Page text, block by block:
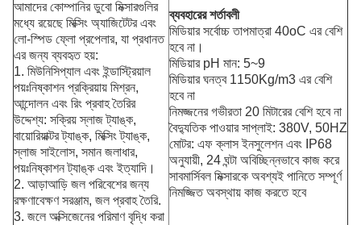
আমাদের কোম্পানির ডুবো মিক্সারগুলির
মধ্যে রয়েছে মিক্সিং অ্যাজিটেটর এবং
লো-স্পিড ফ্লো প্রপেলার, যা প্রধানত
এর জন্য ব্যবহৃত হয়:
1. মিউনিসিপ্যাল ​​এবং ইন্ডাস্ট্রিয়াল
পয়ঃনিষ্কাশন প্রক্রিয়ায় মিশ্রন,
আন্দোলন এবং রিং প্রবাহ তৈরির
উদ্দেশ্য: সক্রিয় স্লাজ ট্যাঙ্ক,
বায়োরিয়াক্টর ট্যাঙ্ক, মিক্সিং ট্যাঙ্ক,
স্লাজ সাইলোস, সমান জলাধার,
পয়ঃনিষ্কাশন ট্যাঙ্ক এবং ইত্যাদি।
2. আড়াআড়ি জল পরিবেশের জন্য
রক্ষণাবেক্ষণ সরঞ্জাম, জল প্রবাহ তৈরি.
3. জলে অক্সিজেনের পরিমাণ বৃদ্ধি করা
ব্যবহারের শর্তাবলী
মিডিয়ার সর্বোচ্চ তাপমাত্রা 40oC এর বেশি
হবে না।
মিডিয়ার pH মান: 5~9
মিডিয়ার ঘনত্ব 1150Kg/m3 এর বেশি
হবে না
নিমজ্জনের গভীরতা 20 মিটারের বেশি হবে না
বৈদ্যুতিক পাওয়ার সাপ্লাই: 380V, 50HZ
মোটর: এফ ক্লাস ইনসুলেশন এবং IP68
অনুযায়ী, 24 ঘন্টা অবিচ্ছিন্নভাবে কাজ করে
সাবমার্সিবল মিক্সারকে অবশ্যই পানিতে সম্পূর্ণ
নিমজ্জিত অবস্থায় কাজ করতে হবে